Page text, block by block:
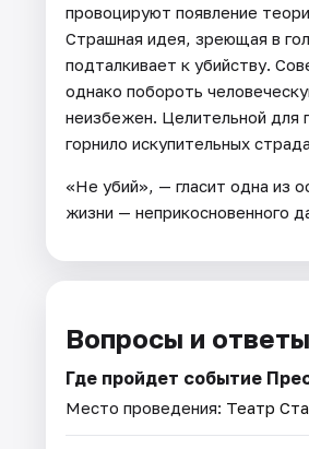
провоцируют появление
Страшная идея, зреющая в
подталкивает к убийству.
однако побороть
неизбежен. Целительной для
горнило искупительных
«Не убий», — гласит одна из
жизни — неприкосновенного
Вопросы и ответы
Где пройдет событие
Место проведения: Театр